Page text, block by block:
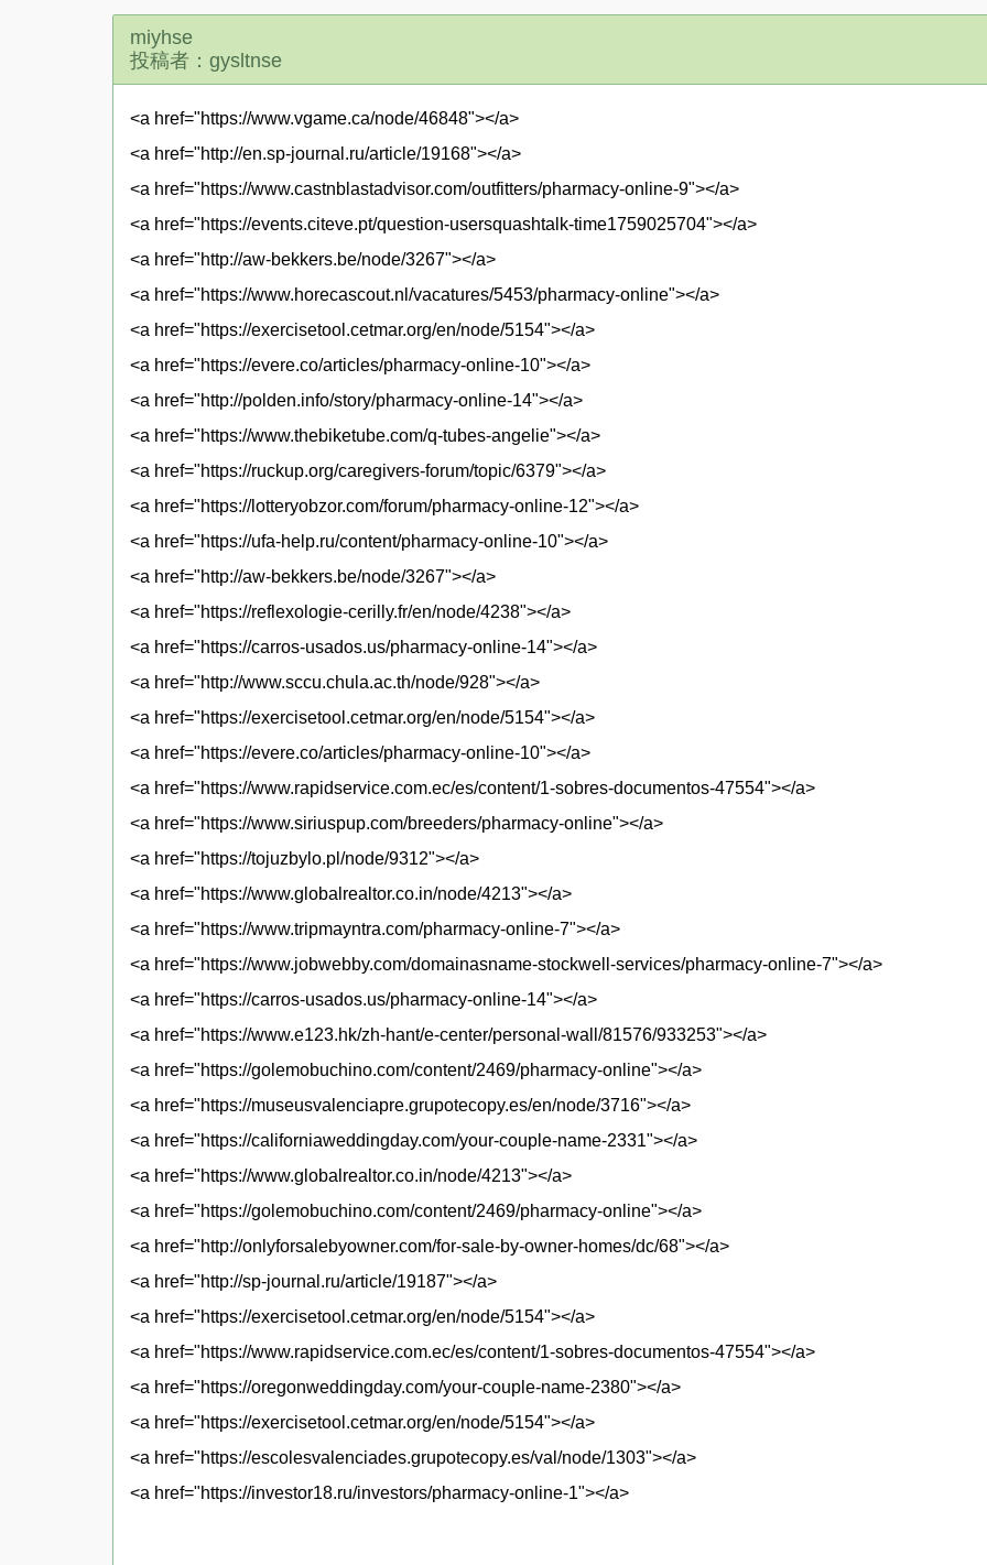
miyhse
投稿者：gysltnse
<a href="https://www.vgame.ca/node/46848"></a>
<a href="http://en.sp-journal.ru/article/19168"></a>
<a href="https://www.castnblastadvisor.com/outfitters/pharmacy-online-9"></a>
<a href="https://events.citeve.pt/question-usersquashtalk-time1759025704"></a>
<a href="http://aw-bekkers.be/node/3267"></a>
<a href="https://www.horecascout.nl/vacatures/5453/pharmacy-online"></a>
<a href="https://exercisetool.cetmar.org/en/node/5154"></a>
<a href="https://evere.co/articles/pharmacy-online-10"></a>
<a href="http://polden.info/story/pharmacy-online-14"></a>
<a href="https://www.thebiketube.com/q-tubes-angelie"></a>
<a href="https://ruckup.org/caregivers-forum/topic/6379"></a>
<a href="https://lotteryobzor.com/forum/pharmacy-online-12"></a>
<a href="https://ufa-help.ru/content/pharmacy-online-10"></a>
<a href="http://aw-bekkers.be/node/3267"></a>
<a href="https://reflexologie-cerilly.fr/en/node/4238"></a>
<a href="https://carros-usados.us/pharmacy-online-14"></a>
<a href="http://www.sccu.chula.ac.th/node/928"></a>
<a href="https://exercisetool.cetmar.org/en/node/5154"></a>
<a href="https://evere.co/articles/pharmacy-online-10"></a>
<a href="https://www.rapidservice.com.ec/es/content/1-sobres-documentos-47554"></a>
<a href="https://www.siriuspup.com/breeders/pharmacy-online"></a>
<a href="https://tojuzbylo.pl/node/9312"></a>
<a href="https://www.globalrealtor.co.in/node/4213"></a>
<a href="https://www.tripmayntra.com/pharmacy-online-7"></a>
<a href="https://www.jobwebby.com/domainasname-stockwell-services/pharmacy-online-7"></a>
<a href="https://carros-usados.us/pharmacy-online-14"></a>
<a href="https://www.e123.hk/zh-hant/e-center/personal-wall/81576/933253"></a>
<a href="https://golemobuchino.com/content/2469/pharmacy-online"></a>
<a href="https://museusvalenciapre.grupotecopy.es/en/node/3716"></a>
<a href="https://californiaweddingday.com/your-couple-name-2331"></a>
<a href="https://www.globalrealtor.co.in/node/4213"></a>
<a href="https://golemobuchino.com/content/2469/pharmacy-online"></a>
<a href="http://onlyforsalebyowner.com/for-sale-by-owner-homes/dc/68"></a>
<a href="http://sp-journal.ru/article/19187"></a>
<a href="https://exercisetool.cetmar.org/en/node/5154"></a>
<a href="https://www.rapidservice.com.ec/es/content/1-sobres-documentos-47554"></a>
<a href="https://oregonweddingday.com/your-couple-name-2380"></a>
<a href="https://exercisetool.cetmar.org/en/node/5154"></a>
<a href="https://escolesvalenciades.grupotecopy.es/val/node/1303"></a>
<a href="https://investor18.ru/investors/pharmacy-online-1"></a>